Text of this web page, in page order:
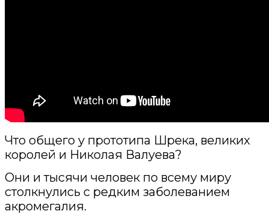
Что общего у прототипа Шрека, великих
королей и Николая Валуева?
Они и тысячи человек по всему миру
столкнулись с редким заболеванием
акромегалия.